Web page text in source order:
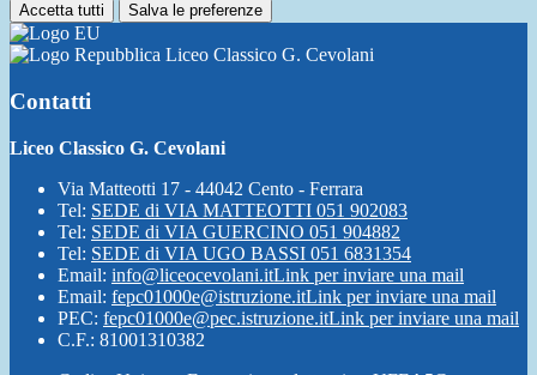
Accetta tutti Salva le preferenze
Liceo Classico G. Cevolani
Contatti
Liceo Classico G. Cevolani
Via Matteotti 17 - 44042 Cento - Ferrara
Tel: SEDE di VIA MATTEOTTI 051 902083
Tel: SEDE di VIA GUERCINO 051 904882
Tel: SEDE di VIA UGO BASSI 051 6831354
Email: info@liceocevolani.itLink per inviare una mail
Email: fepc01000e@istruzione.itLink per inviare una mail
PEC: fepc01000e@pec.istruzione.itLink per inviare una mail
C.F.: 81001310382